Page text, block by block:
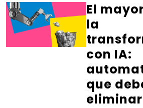
El
la
con IA:
que
eliminar